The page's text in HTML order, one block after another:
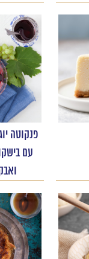
פנקוטה
עם